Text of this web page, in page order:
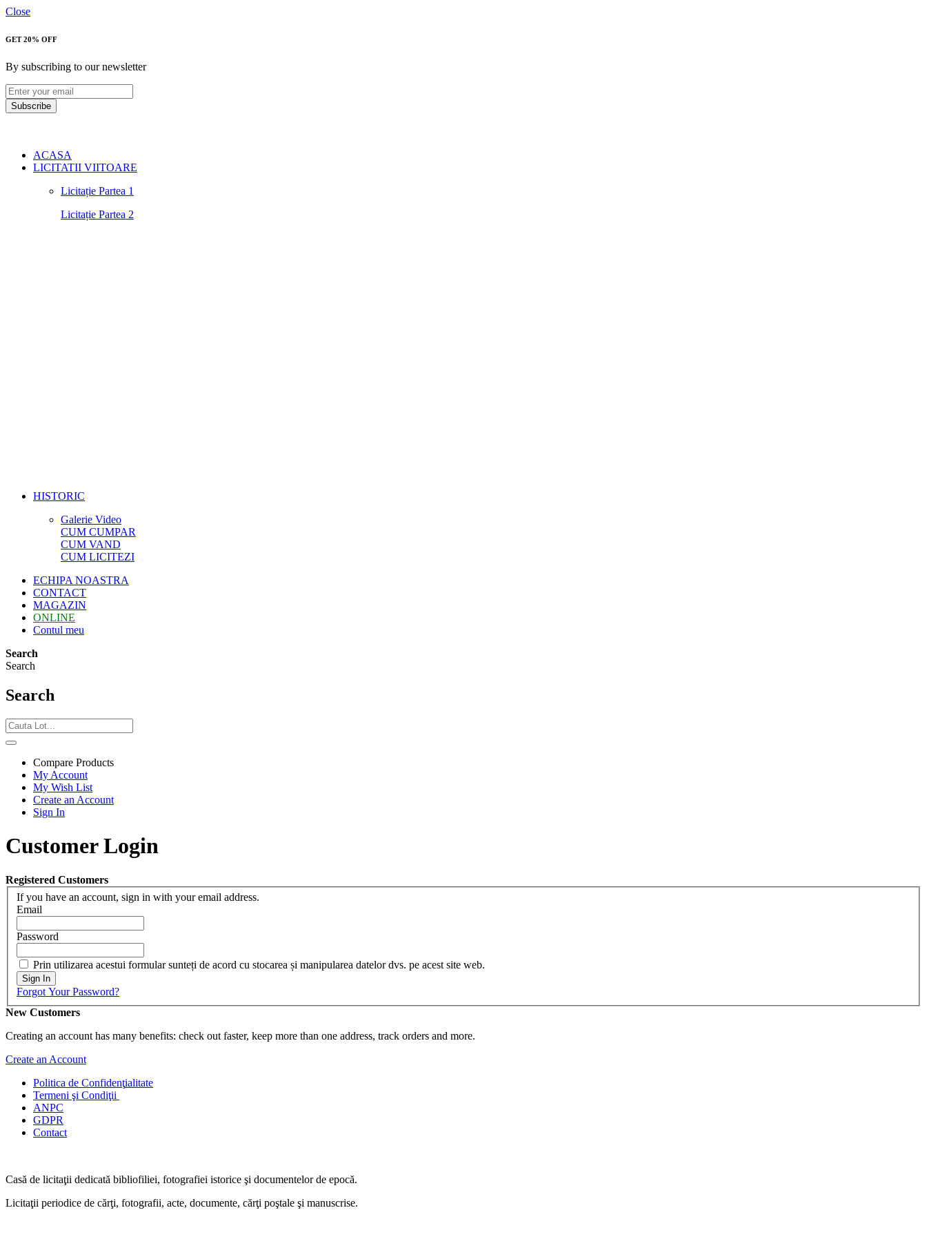
Close
GET 20% OFF
By subscribing to our newsletter
Subscribe
ACASA
LICITATII VIITOARE
Licitație Partea 1
Licitație Partea 2
HISTORIC
Galerie Video
CUM CUMPAR
CUM VAND
CUM LICITEZI
ECHIPA NOASTRA
CONTACT
MAGAZIN
ONLINE
Contul meu
Search
Search
Search
Compare Products
My Account
My Wish List
Create an Account
Sign In
Customer Login
Registered Customers
If you have an account, sign in with your email address.
Email
Password
Prin utilizarea acestui formular sunteți de acord cu stocarea și manipularea datelor dvs. pe acest site web.
Sign In
Forgot Your Password?
New Customers
Creating an account has many benefits: check out faster, keep more than one address, track orders and more.
Create an Account
Politica de Confidenţialitate
Termeni şi Condiţii
ANPC
GDPR
Contact
Casă de licitaţii dedicată bibliofiliei, fotografiei istorice şi documentelor de epocă.
Licitaţii periodice de cărţi, fotografii, acte, documente, cărţi poştale şi manuscrise.